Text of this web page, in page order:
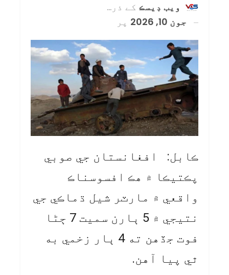
ويب ڊيسڪ کے ذریعہ
جون 10, 2026
پر
ڪابل: افغانستان جي صوبي
پڪتيڪا ۾ هڪ افسوسناڪ
واقعي ۾ مارٽر شيل ڌماڪي جي
نتيجي ۾ 5 ٻارن سميت 7 ڄڻا
فوت جڏهن ته 4 ٻار زخمي به
ٿي پيا آهن.